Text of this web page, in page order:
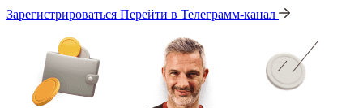
Зарегистрироваться Перейти в Телеграмм-канал